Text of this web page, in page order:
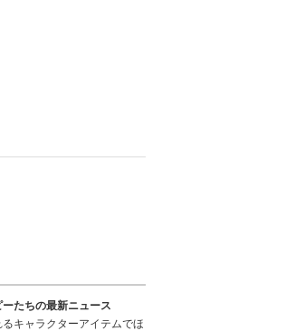
ーたちの最新ニュース
キャラクターアイテムでほ